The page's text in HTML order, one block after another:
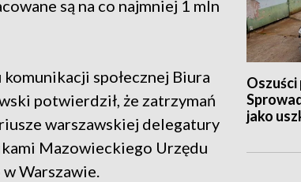
jako
są na co najmniej 1 mln
społecznej Biura
potwierdził, że zatrzymań
warszawskiej delegatury
Mazowieckiego Urzędu
Warszawie.